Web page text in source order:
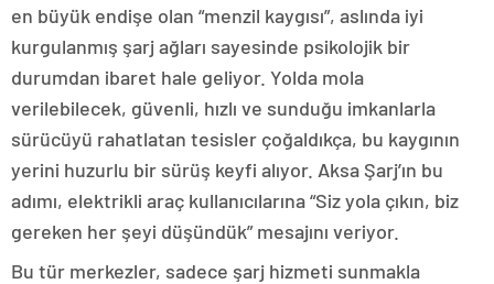
en büyük endişe olan “menzil kaygısı”, aslında iyi
kurgulanmış şarj ağları sayesinde psikolojik bir
durumdan ibaret hale geliyor. Yolda mola
verilebilecek, güvenli, hızlı ve sunduğu imkanlarla
sürücüyü rahatlatan tesisler çoğaldıkça, bu kaygının
yerini huzurlu bir sürüş keyfi alıyor. Aksa Şarj’ın bu
adımı, elektrikli araç kullanıcılarına “Siz yola çıkın, biz
gereken her şeyi düşündük” mesajını veriyor.
Bu tür merkezler, sadece şarj hizmeti sunmakla